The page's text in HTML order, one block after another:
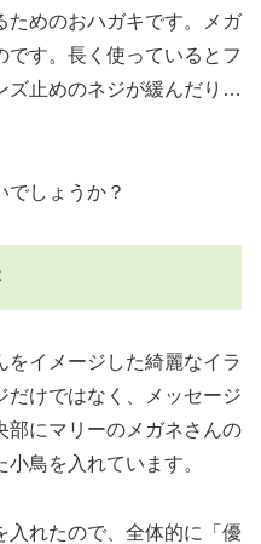
ためのおハガキです。メガ
です。長く使っているとフ
ズ止めのネジが緩んだり…
でしょうか？
イメージした綺麗なイラ
だけではなく、メッセージ
部にマリーのメガネさんの
鳥を入れています。
入れたので、全体的に「優